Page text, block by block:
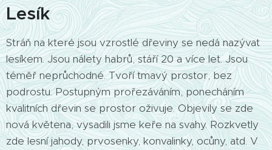
Lesík
Stráň na které jsou vzrostlé dřeviny se nedá nazývat
lesíkem. Jsou nálety habrů, stáří 20 a více let. Jsou
téměř neprůchodné. Tvoří tmavý prostor, bez
podrostu. Postupným prořezáváním, ponecháním
kvalitních dřevin se prostor oživuje. Objevily se zde
nová květena, vysadili jsme keře na svahy. Rozkvetly
zde lesní jahody, prvosenky, konvalinky, ocůny, atd. V